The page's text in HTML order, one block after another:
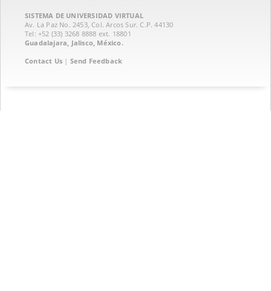
SISTEMA DE UNIVERSIDAD VIRTUAL
Av. La Paz No. 2453, Col. Arcos Sur. C.P. 44130
Tel: +52 (33) 3268 8888‏ ext. 18801
Guadalajara, Jalisco, México.
Contact Us | Send Feedback